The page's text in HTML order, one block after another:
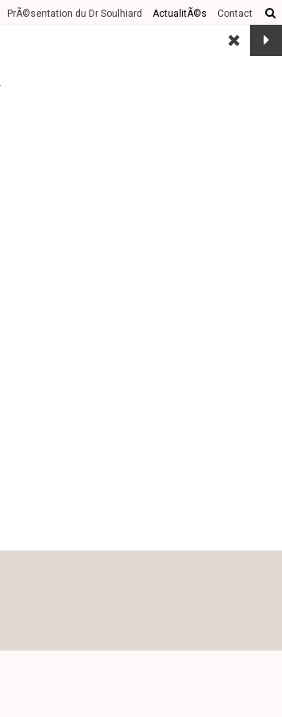
PrÃ©sentation du Dr Soulhiard ActualitÃ©s Contact
LANCER VOTRE RECHERCHE